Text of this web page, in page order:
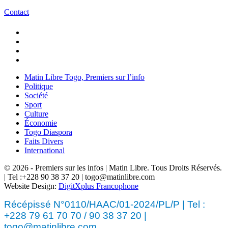
Contact
Matin Libre Togo, Premiers sur l’info
Politique
Société
Sport
Culture
Économie
Togo Diaspora
Faits Divers
International
© 2026 - Premiers sur les infos | Matin Libre. Tous Droits Réservés.
| Tel :+228 90 38 37 20 | togo@matinlibre.com
Website Design: DigitXplus Francophone
Récépissé N°0110/HAAC/01-2024/PL/P | Tel :
+228 79 61 70 70 / 90 38 37 20 |